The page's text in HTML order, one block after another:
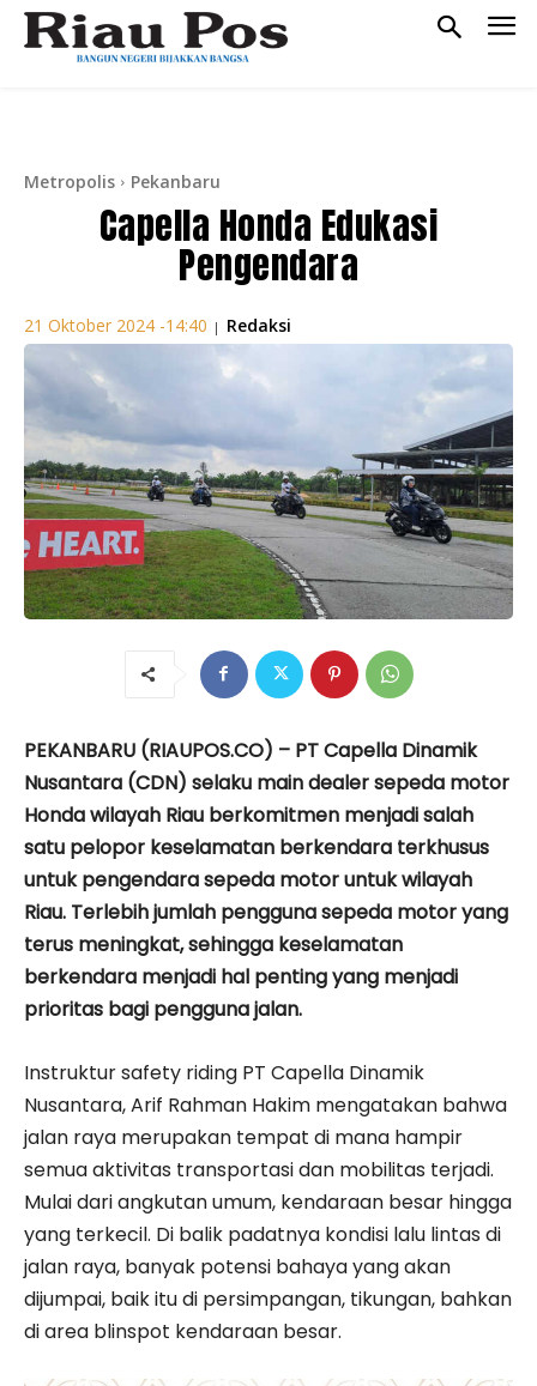
Metropolis Pekanbaru
Capella Honda Edukasi
Pengendara
21 Oktober 2024 -14:40 | Redaksi
PEKANBARU (RIAUPOS.CO) – PT Capella Dinamik
Nusantara (CDN) selaku main dealer sepeda motor
Honda wilayah Riau berkomitmen menjadi salah
satu pelopor keselamatan berkendara terkhusus
untuk pengendara sepeda motor untuk wilayah
Riau. Terlebih jumlah pengguna sepeda motor yang
terus meningkat, sehingga keselamatan
berkendara menjadi hal penting yang menjadi
prioritas bagi pengguna jalan.
Instruktur safety riding PT Capella Dinamik
Nusantara, Arif Rahman Hakim mengatakan bahwa
jalan raya merupakan tempat di mana hampir
semua aktivitas transportasi dan mobilitas terjadi.
Mulai dari angkutan umum, kendaraan besar hingga
yang terkecil. Di balik padatnya kondisi lalu lintas di
jalan raya, banyak potensi bahaya yang akan
dijumpai, baik itu di persimpangan, tikungan, bahkan
di area blinspot kendaraan besar.